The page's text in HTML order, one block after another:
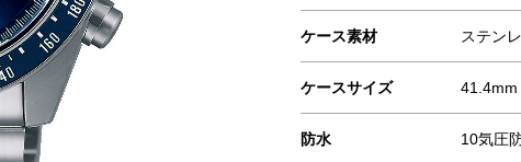
ケース素材 ステン
ケースサイズ 41.4mm
防水 10気圧